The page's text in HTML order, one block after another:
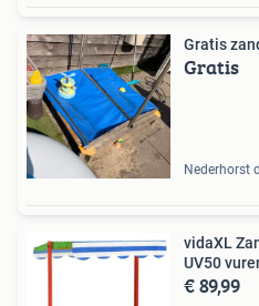
Gratis
Gratis
Nederhorst
vidaXL
UV50
€ 89,99